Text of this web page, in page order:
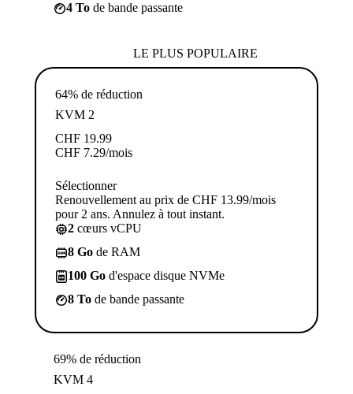
4 To de bande passante
LE PLUS POPULAIRE
64% de réduction
KVM 2
CHF 19.99
CHF 7.29/mois
Sélectionner
Renouvellement au prix de CHF 13.99/mois
pour 2 ans. Annulez à tout instant.
2 cœurs vCPU
8 Go de RAM
100 Go d'espace disque NVMe
8 To de bande passante
69% de réduction
KVM 4